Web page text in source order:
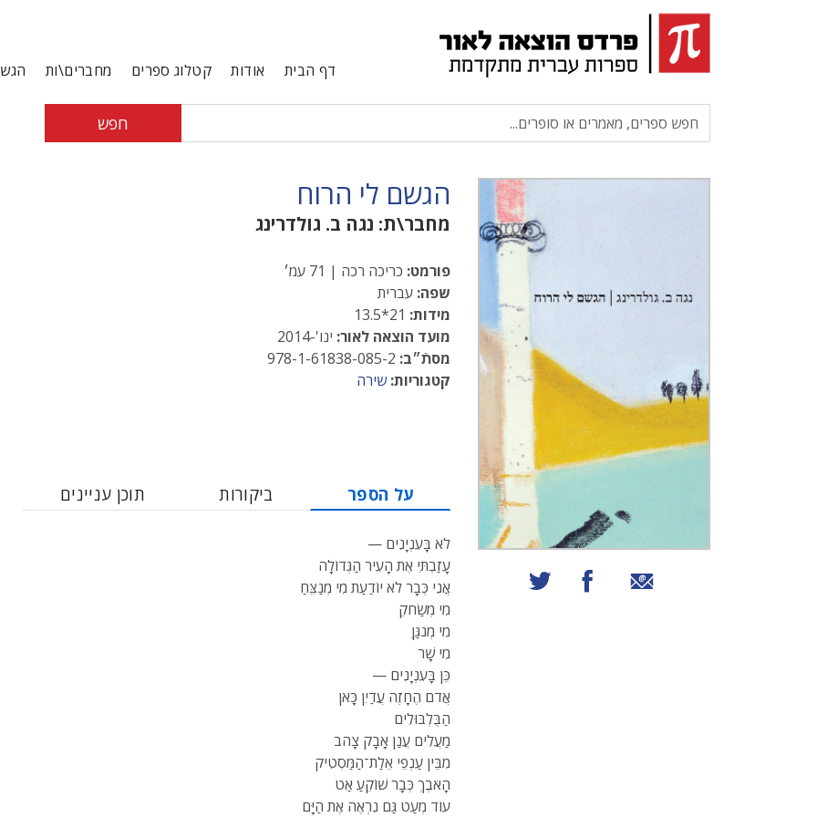
דף הבית אודות קטלוג ספרים מחברים\ות
חפש
שיתוף באמצעות אימייל
שיתוף בפייסבוקשיתוף בטוויטר
הגשם לי הרוח
מחבר\ת: נגה ב. גולדרינג
פורמט: כריכה רכה | 71 עמ׳
שפה: עברית
מידות:
מועד הוצאה לאור: ינו'-2014
מסתֿ״ב:
קטגוריות: שירה
על הספר ביקורות תוכן עניינים
לֹא בָּעִנְיָנִים —
עָזַבְתִּי אֶת הָעִיר הַגְּדוֹלָה
אֲנִי כְּבָר לֹא יוֹדַעַת מִי מְנַצֵּחַ
מִי מְשַׂחקֵ
מִי מְנגַּןֵ
מִי שָׁר
כֵּן בָּעִנְיָנִים —
אֲדֹם הֶחָזֶה עֲדַיִן כָּאן
הַבֻּלְבּוּלִים
מַעֲלִים עֲנַן אָבָק צָהֹב
מִבֵּין עַנְפֵי אֵלַת־הַמַּסְטִיק
הָאֹבֶךְ כְּבָר שׁוֹקֵעַ אַט
עוֹד מְעַט גַּם נִרְאֶה אֶת הַיָּם